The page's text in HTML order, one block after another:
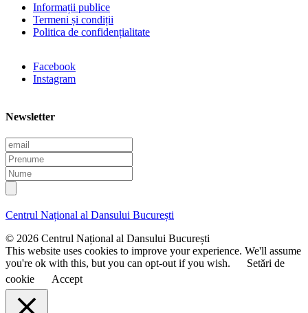
Informații publice
Termeni și condiții
Politica de confidențialitate
Facebook
Instagram
Newsletter
E
m
a
i
l
P
r
e
n
m
N
u
m
e
Centrul Național al Dansului București
© 2026 Centrul Național al Dansului București
This website uses cookies to improve your experience. We'll assume
you're ok with this, but you can opt-out if you wish.
Setări de
cookie
Accept